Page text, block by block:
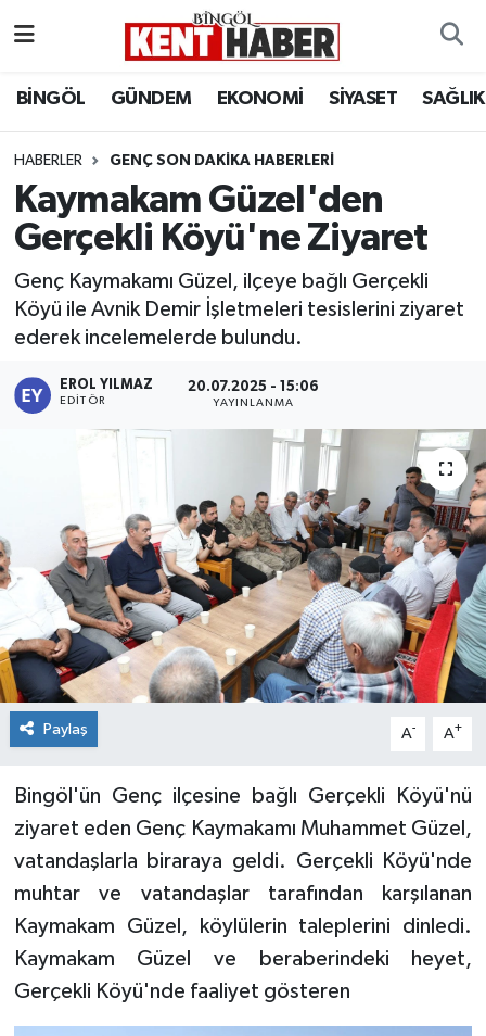
BİNGÖL GÜNDEM EKONOMİ SİYASET SAĞLIK
HABERLER GENÇ SON DAKIKA HABERLERI
Kaymakam Güzel'den
Gerçekli Köyü'ne Ziyaret
Genç Kaymakamı Güzel, ilçeye bağlı Gerçekli
Köyü ile Avnik Demir İşletmeleri tesislerini ziyaret
ederek incelemelerde bulundu.
EROL YILMAZ
EDITÖR
20.07.2025 - 15:06
YAYINLANMA
Paylaş A- A+
Bingöl'ün Genç ilçesine bağlı Gerçekli Köyü'nü
ziyaret eden Genç Kaymakamı Muhammet Güzel,
vatandaşlarla biraraya geldi. Gerçekli Köyü'nde
muhtar ve vatandaşlar tarafından karşılanan
Kaymakam Güzel, köylülerin taleplerini dinledi.
Kaymakam Güzel ve beraberindeki heyet,
Gerçekli Köyü'nde faaliyet gösteren
BİLİM-TEKNOLOJİ
DÜNYA
EĞİTİM
EKONOMİ
KİĞI
MERKEZ
RESMİ İLANLAR
SAĞLIK
SİYASET
SOLHAN
SPOR
YEDİSU
Bingöl Hava Durumu
Bingöl Namaz Vakitleri
Bingöl Trafik Yoğunluk Haritası
Süper Lig Puan Durumu ve Fikstür